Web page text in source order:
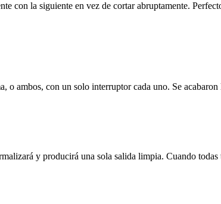
con la siguiente en vez de cortar abruptamente.
ambos, con un solo interruptor cada uno. Se
y producirá una sola salida limpia. Cuando todas